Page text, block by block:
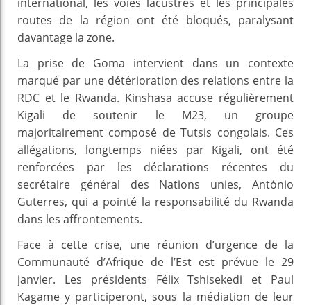
routes de la région ont été bloqués, paralysant
davantage la zone.
La prise de Goma intervient dans un contexte
marqué par une détérioration des relations entre la
RDC et le Rwanda. Kinshasa accuse régulièrement
Kigali de soutenir le M23, un groupe
majoritairement composé de Tutsis congolais. Ces
allégations, longtemps niées par Kigali, ont été
renforcées par les déclarations récentes du
secrétaire général des Nations unies, António
Guterres, qui a pointé la responsabilité du Rwanda
dans les affrontements.
Face à cette crise, une réunion d’urgence de la
Communauté d’Afrique de l’Est est prévue le 29
janvier. Les présidents Félix Tshisekedi et Paul
Kagame y participeront, sous la médiation de leur